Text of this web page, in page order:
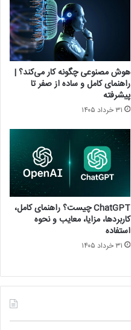
هوش مصنوعی چگونه کار می‌کند؟ |
راهنمای کامل و ساده از صفر تا
پیشرفته
۳۱ خرداد ۱۴۰۵
ChatGPT چیست؟ راهنمای کامل،
کاربردها، مزایا، معایب و نحوه
استفاده
۳۱ خرداد ۱۴۰۵